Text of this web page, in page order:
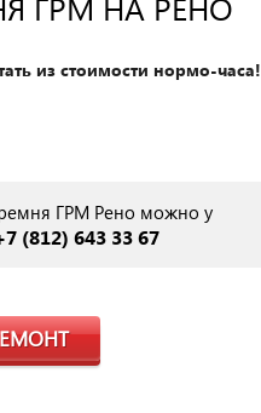
из стоимости нормо-часа!
ГРМ Рено можно у
(812) 643 33 67